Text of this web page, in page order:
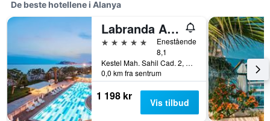
De beste hotellene i Alanya
Labranda Alantur
5 stjerner
Enestående
8,1
Kestel Mah. Sahil Cad. 2, Alanya, Tyrkia
0,0 km fra sentrum
1 198 kr Vis tilbud